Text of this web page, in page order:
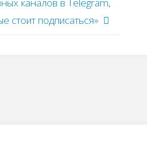
каналов в Telegram,
стоит подписаться»